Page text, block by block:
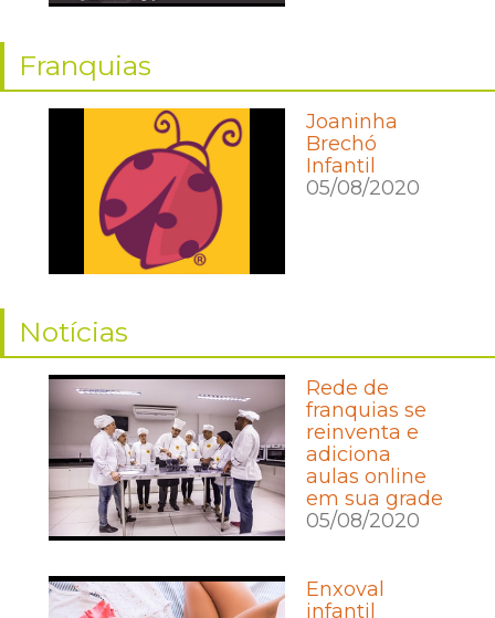
Franquias
Joaninha
Brechó
Infantil
05/08/2020
Notícias
Rede de
franquias se
reinventa e
adiciona
aulas online
em sua grade
05/08/2020
Enxoval
infantil